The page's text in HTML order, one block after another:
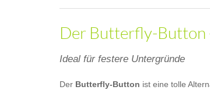
Der Butterfly-Button
Ideal für festere Untergründe
Der Butterfly-Button ist eine tolle